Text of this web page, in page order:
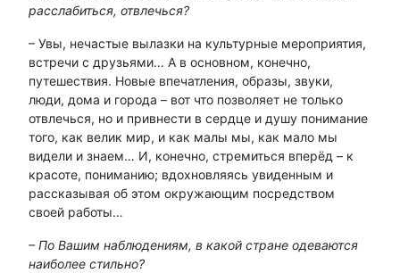
расслабиться, отвлечься?
– Увы, нечастые вылазки на культурные мероприятия,
встречи с друзьями… А в основном, конечно,
путешествия. Новые впечатления, образы, звуки,
люди, дома и города – вот что позволяет не только
отвлечься, но и привнести в сердце и душу понимание
того, как велик мир, и как малы мы, как мало мы
видели и знаем… И, конечно, стремиться вперёд – к
красоте, пониманию; вдохновляясь увиденным и
рассказывая об этом окружающим посредством
своей работы…
– По Вашим наблюдениям, в какой стране одеваются
наиболее стильно?